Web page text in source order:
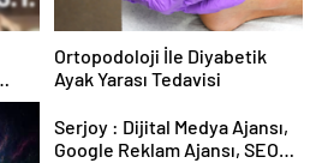
Ortopodoloji İle Diyabetik
Ayak Yarası Tedavisi
Serjoy : Dijital Medya Ajansı,
Google Reklam Ajansı, SEO